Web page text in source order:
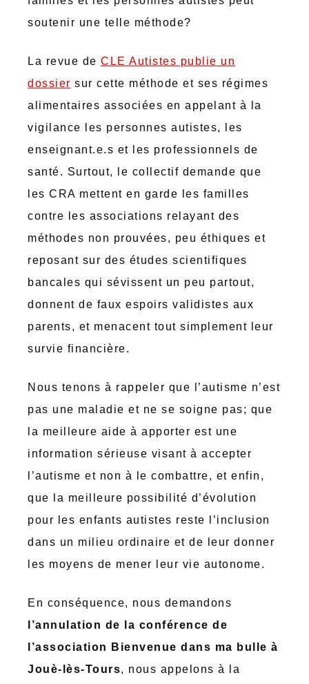
soutenir une telle méthode?
La revue de CLE Autistes publie un
dossier sur cette méthode et ses régimes
alimentaires associées en appelant à la
vigilance les personnes autistes, les
enseignant.e.s et les professionnels de
santé. Surtout, le collectif demande que
les CRA mettent en garde les familles
contre les associations relayant des
méthodes non prouvées, peu éthiques et
reposant sur des études scientifiques
bancales qui sévissent un peu partout,
donnent de faux espoirs validistes aux
parents, et menacent tout simplement leur
survie financière.
Nous tenons à rappeler que l’autisme n’est
pas une maladie et ne se soigne pas; que
la meilleure aide à apporter est une
information sérieuse visant à accepter
l’autisme et non à le combattre, et enfin,
que la meilleure possibilité d’évolution
pour les enfants autistes reste l’inclusion
dans un milieu ordinaire et de leur donner
les moyens de mener leur vie autonome.
En conséquence, nous demandons
l’annulation de la conférence de
l’association Bienvenue dans ma bulle à
Jouè-lès-Tours, nous appelons à la